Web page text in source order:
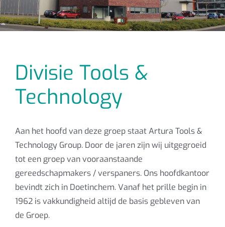
Divisie Tools &
Technology
Aan het hoofd van deze groep staat Artura Tools &
Technology Group. Door de jaren zijn wij uitgegroeid
tot een groep van vooraanstaande
gereedschapmakers / verspaners. Ons hoofdkantoor
bevindt zich in Doetinchem. Vanaf het prille begin in
1962 is vakkundigheid altijd de basis gebleven van
de Groep.